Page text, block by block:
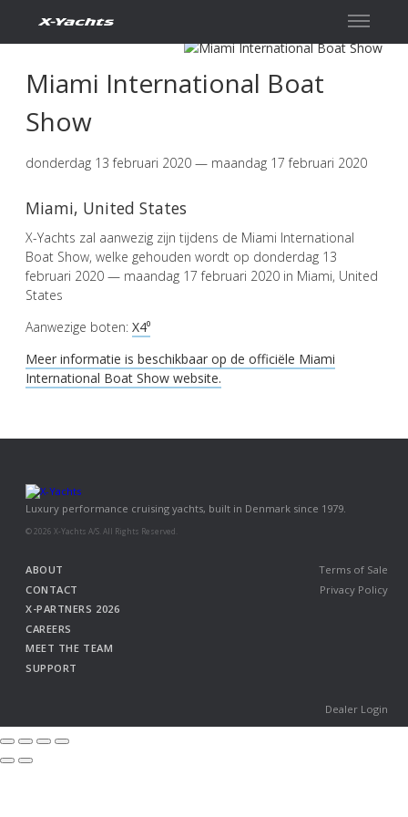
Miami International Boat
Show
donderdag 13 februari 2020 — maandag 17 februari 2020
Miami, United States
X-Yachts zal aanwezig zijn tijdens de Miami International
Boat Show, welke gehouden wordt op donderdag 13
februari 2020 — maandag 17 februari 2020 in Miami, United
States
Aanwezige boten: X4⁰
Meer informatie is beschikbaar op de officiële Miami
International Boat Show website.
Luxury performance cruising yachts, built in Denmark since 1979.
© 2026 X-Yachts A/S. All Rights Reserved.
ABOUT
CONTACT
X-PARTNERS 2026
CAREERS
MEET THE TEAM
SUPPORT
Dealer Login
Terms of Sale
Privacy Policy